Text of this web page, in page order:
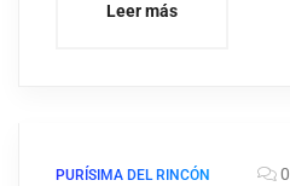
Leer más
PURÍSIMA DEL RINCÓN 0